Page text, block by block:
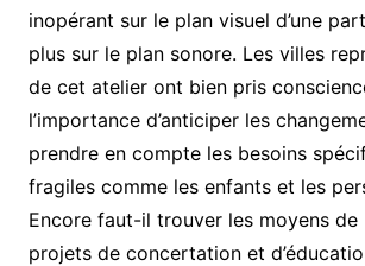
inopérant sur le plan visuel d’une
plus sur le plan sonore. Les villes
de cet atelier ont bien pris
l’importance d’anticiper les
prendre en compte les besoins
fragiles comme les enfants et les
Encore faut-il trouver les moyens de
projets de concertation et